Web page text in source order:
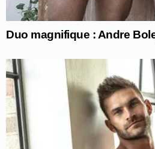
Duo magnifique : Andre